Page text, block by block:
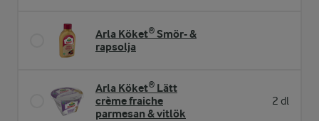
Arla Köket® Smör- &
rapsolja
Arla Köket® Lätt
crème fraiche
parmesan & vitlök
2 dl